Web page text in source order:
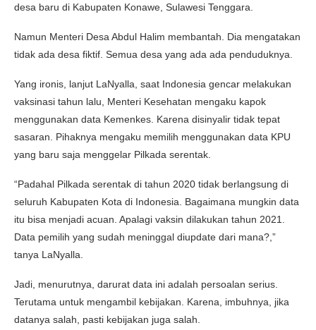
desa baru di Kabupaten Konawe, Sulawesi Tenggara.
Namun Menteri Desa Abdul Halim membantah. Dia mengatakan
tidak ada desa fiktif. Semua desa yang ada ada penduduknya.
Yang ironis, lanjut LaNyalla, saat Indonesia gencar melakukan
vaksinasi tahun lalu, Menteri Kesehatan mengaku kapok
menggunakan data Kemenkes. Karena disinyalir tidak tepat
sasaran. Pihaknya mengaku memilih menggunakan data KPU
yang baru saja menggelar Pilkada serentak.
“Padahal Pilkada serentak di tahun 2020 tidak berlangsung di
seluruh Kabupaten Kota di Indonesia. Bagaimana mungkin data
itu bisa menjadi acuan. Apalagi vaksin dilakukan tahun 2021.
Data pemilih yang sudah meninggal diupdate dari mana?,”
tanya LaNyalla.
Jadi, menurutnya, darurat data ini adalah persoalan serius.
Terutama untuk mengambil kebijakan. Karena, imbuhnya, jika
datanya salah, pasti kebijakan juga salah.